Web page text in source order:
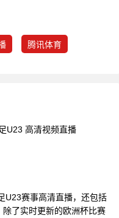
腾讯体育
U23 高清视频直播
U23赛事高清直播，还包括
了实时更新的欧洲杯比赛